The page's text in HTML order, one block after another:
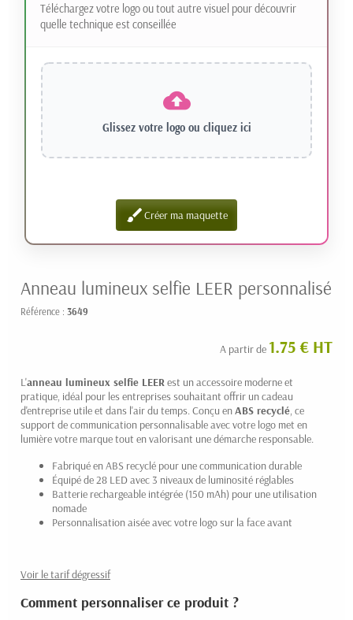
Téléchargez votre logo ou tout autre visuel pour découvrir
quelle technique est conseillée
Glissez votre logo ou cliquez ici
brushCréer ma maquette
Anneau lumineux selfie LEER personnalisé
Référence : 3649
A partir de 1.75 € HT
L'anneau lumineux selfie LEER est un accessoire moderne et
pratique, idéal pour les entreprises souhaitant offrir un cadeau
d'entreprise utile et dans l'air du temps. Conçu enABS recyclé , ce
support de communication personnalisable avec votre logo met en
lumière votre marque tout en valorisant une démarche responsable.
Fabriqué en ABS recyclé pour une communication durable
Équipé de 28 LED avec 3 niveaux de luminosité réglables
Batterie rechargeable intégrée (150 mAh) pour une utilisation
nomade
Personnalisation aisée avec votre logo sur la face avant
Voir le tarif dégressif
Comment personnaliser ce produit ?